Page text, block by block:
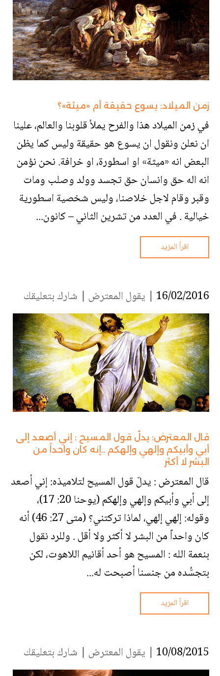
زمن الميلاد: يسوع حقيقة أم «ميثة»؟
في زمن الميلاد هذا والفرح يملأ قلوبنا والعالم، علينا
ان نعلن ونقول ان يسوع هو حقيقة وليس كما يظن
البعض انه «ميثة» او اسطورة، او خرافة. نحن نؤمن
انه اله حق وانسان حق تجسد وولد وصلب ومات
وقبر وقام لاجل خلاصنا، وليس شخصية اسطورية
خيالية . في العدد من تشرين الثاني – كانون...
اقرأ المزيد
16/02/2016 | يقول المعترض | شارك بتعليقك
قال المعترض: يدلّ قول المسيح : إني أصعد إلى
أبي وأبيكم وإلهي وإلهكم ..إنه كان واحداً من
البشر لا أكثر
قال المعترض : يدلّ قول المسيح لتلاميذه: إني أصعد
إلى أبي وأبيكم وإلهي وإلهكم (يوحنا 20: 17)،
وقوله: إلهي إلهي، لماذا تركتني؟ (متى 27: 46) أنه
كان واحداً من البشر لا أكثر ولا أقل . وللرد نقول
بنعمة الله : المسيح هو أحد أقانيم اللاهوت، لكن
بتجسُّده من جنسنا أصبحت له...
اقرأ المزيد
10/08/2015 | يقول المعترض | شارك بتعليقك